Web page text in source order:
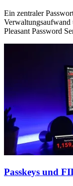
Ein zentraler
Pleasant Password
Passkeys und